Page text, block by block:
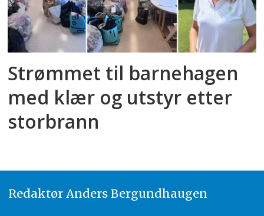
Strømmet til barnehagen
med klær og utstyr etter
storbrann
Redaktør Anders Bergundhaugen